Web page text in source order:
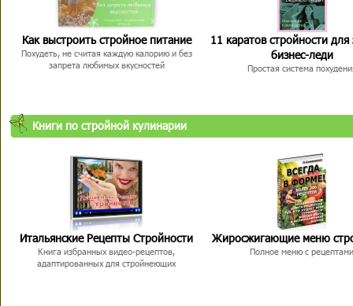
Как выстроить стройное питание
Похудеть, не считая каждую калорию и без
запрета любимых вкусностей
11 каратов стройности для
бизнес-леди
Простая система
Книги по стройной кулинарии
Итальянские Рецепты Стройности
Книга избранных видео-рецептов,
адаптированных для стройнеющих
Жиросжигающие меню
Полное меню с рецептами